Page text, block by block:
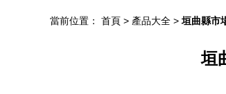
當前位置： 首頁 > 產品大全 > 垣曲縣市
垣